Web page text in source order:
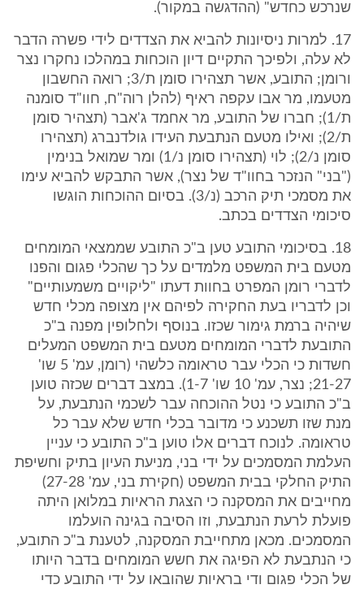
שנרכש כחדש" (ההדגשה במקור).
17. למרות ניסיונות להביא את הצדדים לידי פשרה הדבר
לא עלה, ולפיכך התקיים דיון הוכחות במהלכו נחקרו נצר
ורומן; התובע, אשר תצהירו סומן ת/3; רואה החשבון
מטעמו, מר אבו עקפה ראיף (להלן רוה"ח, חוו"ד סומנה
ת/1); חברו של התובע, מר אחמד ג'אבר (תצהיר סומן
ת/2); ואילו מטעם הנתבעת העידו גולדנברג (תצהירו
סומן נ/2); לוי (תצהירו סומן נ/1) ומר שמואל בנימין
("בני" הנזכר בחוו"ד של נצר), אשר התבקש להביא עימו
את מסמכי תיק הרכב (נ/3). בסיום ההוכחות הוגשו
סיכומי הצדדים בכתב.
18. בסיכומי התובע טען ב"כ התובע שממצאי המומחים
מטעם בית המשפט מלמדים על כך שהכלי פגום והפנו
לדברי רומן המפרט בחוות דעתו "ליקויים משמעותיים"
וכן לדבריו בעת החקירה לפיהם אין מצופה מכלי חדש
שיהיה ברמת גימור שכזו. בנוסף ולחלופין מפנה ב"כ
התובעת לדברי המומחים מטעם בית המשפט המעלים
חשדות כי הכלי עבר טראומה כלשהי (רומן, עמ' 5 שו'
21-27; נצר, עמ' 10 שו' 1-7). במצב דברים שכזה טוען
ב"כ התובע כי נטל ההוכחה עבר לשכמי הנתבעת, על
מנת שזו תשכנע כי מדובר בכלי חדש שלא עבר כל
טראומה. לנוכח דברים אלו טוען ב"כ התובע כי עניין
העלמת המסמכים על ידי בני, מניעת העיון בתיק וחשיפת
התיק החלקי בבית המשפט (חקירת בני, עמ' 27-28)
מחייבים את המסקנה כי הצגת הראיות במלואן היתה
פועלת לרעת הנתבעת, וזו הסיבה בגינה הועלמו
המסמכים. מכאן מתחייבת המסקנה, לטענת ב"כ התובע,
כי הנתבעת לא הפיגה את חשש המומחים בדבר היותו
של הכלי פגום ודי בראיות שהובאו על ידי התובע כדי